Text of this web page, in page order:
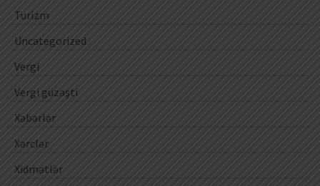
Turizm
Uncategorized
Vergi
Vergi güzəşti
Xəbərlər
Xərclər
Xidmətlər